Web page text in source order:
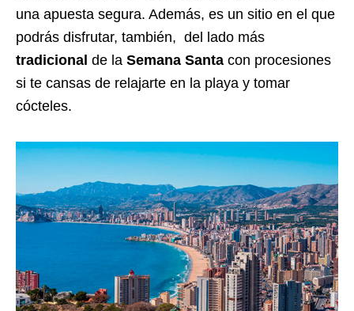
una apuesta segura. Además, es un sitio en el que
podrás disfrutar, también, del lado más
tradicional de la Semana Santa con procesiones
si te cansas de relajarte en la playa y tomar
cócteles.